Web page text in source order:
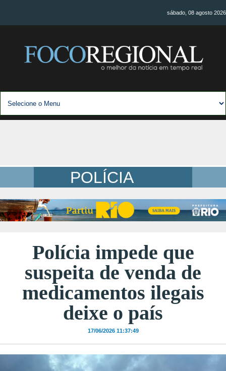
sábado, 08 agosto 2026
POLÍCIA
Polícia impede que
suspeita de venda de
medicamentos ilegais
deixe o país
17/06/2026 11:37:49